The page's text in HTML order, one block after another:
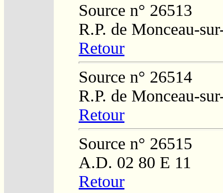
Source n° 26513
R.P. de Monceau-
Retour
Source n° 26514
R.P. de Monceau-
Retour
Source n° 26515
A.D. 02 80 E 11
Retour